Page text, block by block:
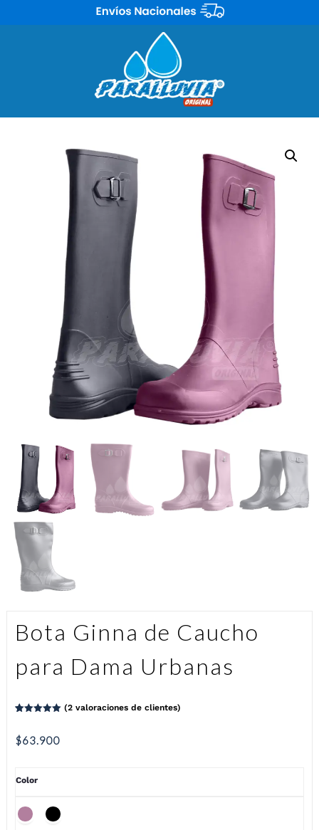
Bota Ginna de Caucho
para Dama Urbanas
5 basado
en
(2valoraciones de clientes)
$63.900
Color